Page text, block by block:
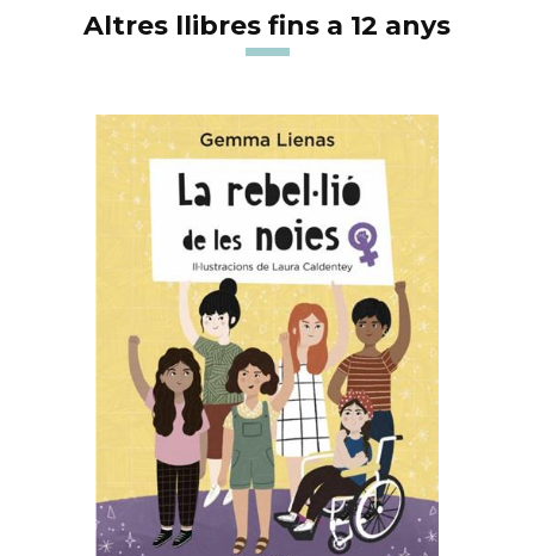
Altres llibres fins a 12 anys